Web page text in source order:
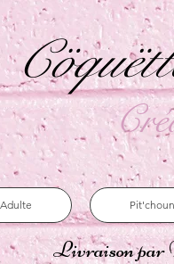
Adulte Pit'choun
Livraison par